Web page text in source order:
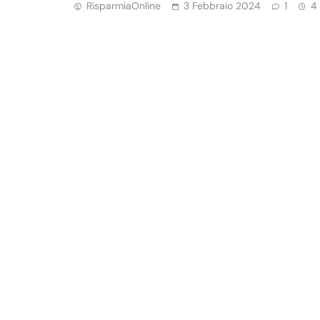
RisparmiaOnline 3 Febbraio 2024 1 4